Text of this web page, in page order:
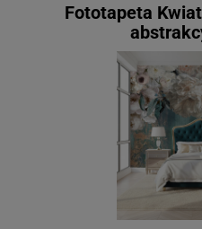
Fototapeta